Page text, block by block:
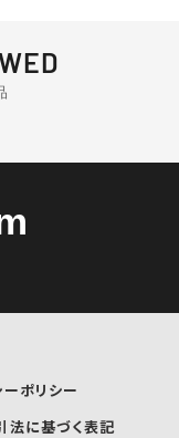
ポリシー
法に基づく表記